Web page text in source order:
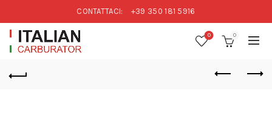
CONTATTACI: +39 350 181 5916
0 0